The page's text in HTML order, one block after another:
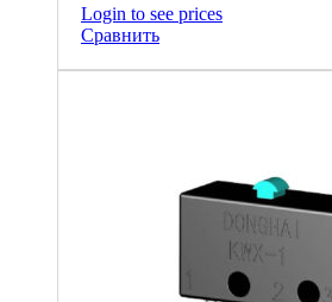
Login to see prices
Сравнить